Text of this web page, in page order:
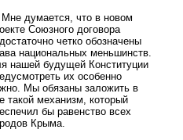
думается, что в новом
Союзного договора
четко обозначены
национальных меньшинств.
нашей будущей Конституции
их особенно
Мы обязаны заложить в
такой механизм, который
бы равенство всех
Крыма.